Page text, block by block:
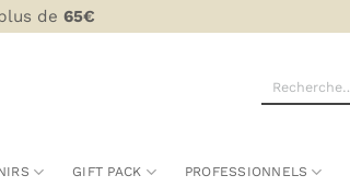
de 65€
Recherche
GIFT PACK PROFESSIONNELS